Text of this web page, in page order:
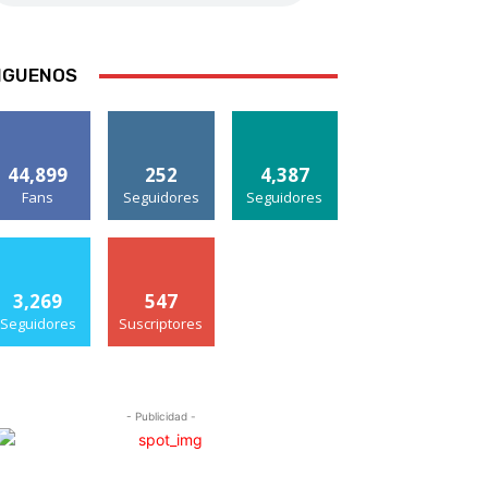
44,899
Fans
252
Seguidores
4,387
Seguidores
3,269
Seguidores
547
Suscriptores
- Publicidad -